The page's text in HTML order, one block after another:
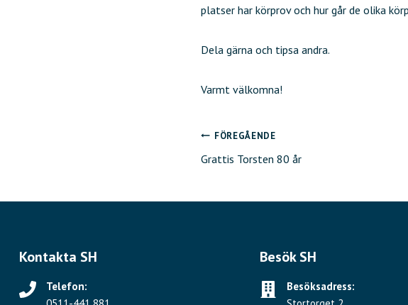
platser har körprov och hur går de olika
Dela gärna och tipsa andra.
Varmt välkomna!
Inläggsnavigering
FÖREGÅENDE
Grattis Torsten 80 år
Kontakta SH
Telefon:
Besök SH
Besöksadress: